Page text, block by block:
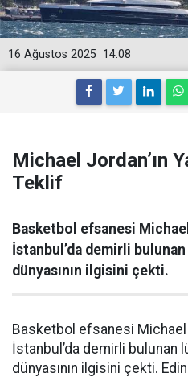
14:08
16 Ağustos 2025
Michael Jordan’ın
Teklif
Basketbol efsanesi
İstanbul’da demirli
dünyasının ilgisini çekti.
Basketbol efsanesi Michael
İstanbul’da demirli bulunan
dünyasının ilgisini çekti.